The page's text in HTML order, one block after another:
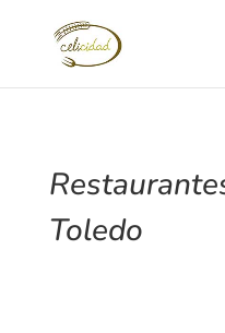
Toledo